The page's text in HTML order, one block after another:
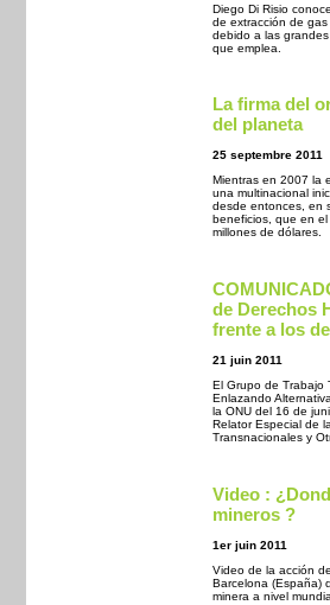
Diego Di Risio
de extracción de
debido a las
que emplea.
La firma del
del planeta
25 septembre 2011
Mientras en 2007 la
una multinacional
desde entonces, en
beneficios, que en
millones de dólares.
de Derechos
frente a los
21 juin 2011
El Grupo de Trabajo
Enlazando
la ONU del 16 de
Relator Especial de
Transnacionales y
Video :
mineros ?
1er juin 2011
Video de la acción
Barcelona (España)
minera a nivel